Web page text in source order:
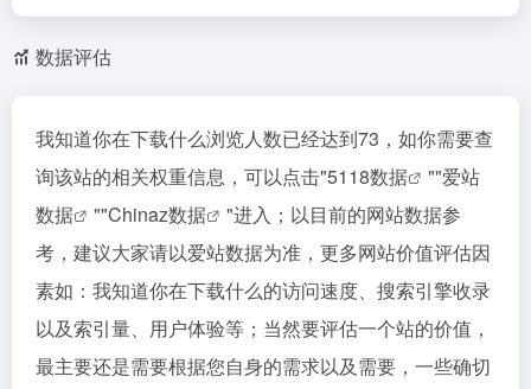
数据评估
我知道你在下载什么浏览人数已经达到73，如你需要查
询该站的相关权重信息，可以点击"5118数据 ""爱站
数据
""Chinaz数据
"进入；以目前的网站数据参
考，建议大家请以爱站数据为准，更多网站价值评估因
素如：我知道你在下载什么的访问速度、搜索引擎收录
以及索引量、用户体验等；当然要评估一个站的价值，
最主要还是需要根据您自身的需求以及需要，一些确切